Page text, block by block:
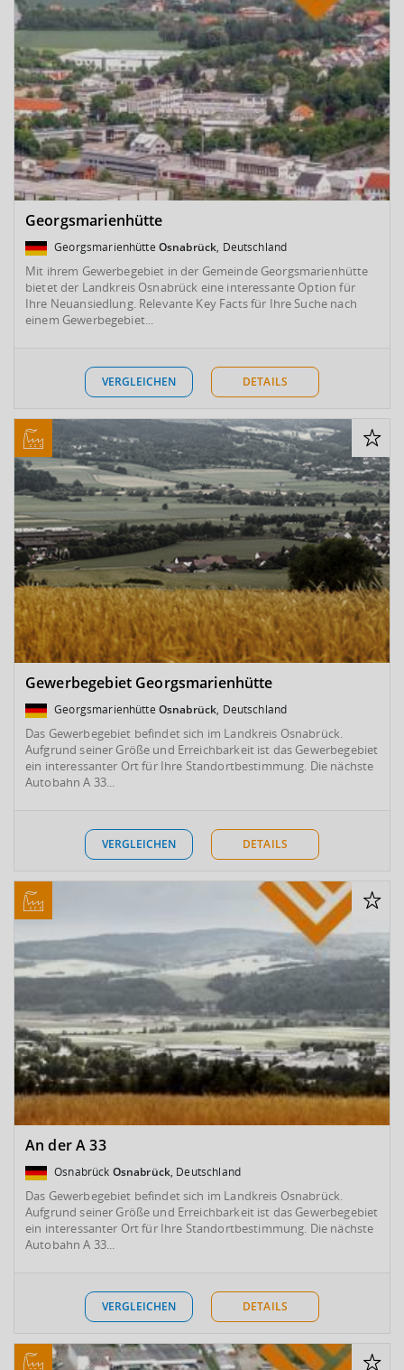
Georgsmarienhütte
Georgsmarienhütte Osnabrück, Deutschland
Mit ihrem Gewerbegebiet in der Gemeinde Georgsmarienhütte
bietet der Landkreis Osnabrück eine interessante Option für
Ihre Neuansiedlung. Relevante Key Facts für Ihre Suche nach
einem Gewerbegebiet...
VERGLEICHEN DETAILS
Gewerbegebiet Georgsmarienhütte
Georgsmarienhütte Osnabrück, Deutschland
Das Gewerbegebiet befindet sich im Landkreis Osnabrück.
Aufgrund seiner Größe und Erreichbarkeit ist das Gewerbegebiet
ein interessanter Ort für Ihre Standortbestimmung. Die nächste
Autobahn A 33...
VERGLEICHEN DETAILS
An der A 33
Osnabrück Osnabrück, Deutschland
Das Gewerbegebiet befindet sich im Landkreis Osnabrück.
Aufgrund seiner Größe und Erreichbarkeit ist das Gewerbegebiet
ein interessanter Ort für Ihre Standortbestimmung. Die nächste
Autobahn A 33...
VERGLEICHEN DETAILS